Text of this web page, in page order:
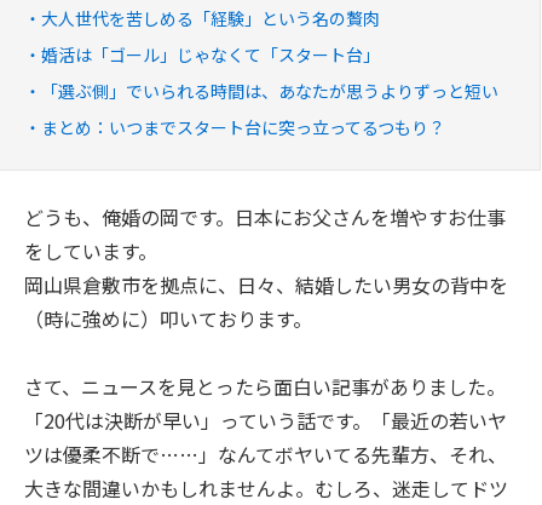
大人世代を苦しめる「経験」という名の贅肉
婚活は「ゴール」じゃなくて「スタート台」
「選ぶ側」でいられる時間は、あなたが思うよりずっと短い
まとめ：いつまでスタート台に突っ立ってるつもり？
どうも、俺婚の岡です。日本にお父さんを増やすお仕事
をしています。
岡山県倉敷市を拠点に、日々、結婚したい男女の背中を
（時に強めに）叩いております。
さて、ニュースを見とったら面白い記事がありました。
「20代は決断が早い」っていう話です。「最近の若いヤ
ツは優柔不断で……」なんてボヤいてる先輩方、それ、
大きな間違いかもしれませんよ。むしろ、迷走してドツ